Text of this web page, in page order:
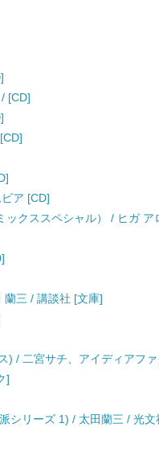
[CD]
ア [CD]
クススペシャル） / ヒガ ア
蘭三 / 講談社 [文庫]
) / 二宮サチ、アイディアフ
]
シリーズ 1) / 太田蘭三 / 光文